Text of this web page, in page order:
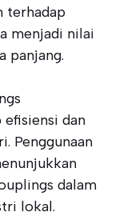
terhadap
menjadi nilai
panjang.
dan
Penggunaan
dalam
lokal.